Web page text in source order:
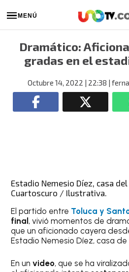
MENÚ
Dramático:
gradas en el
Octubre 14, 2022 | 22:38 |
Estadio Nemesio Díez, casa
Cuartoscuro / Ilustrativa.
El partido entre Toluca y
final , vivió momentos de
que un aficionado cayera
Estadio Nemesio Díez, casa de
En unvideo, que se ha